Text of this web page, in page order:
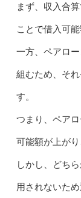
まず、収入合
ことで借入可能
一方、ペアロ
組むため、そ
す。
つまり、ペア
可能額が上が
しかし、どち
用されないた